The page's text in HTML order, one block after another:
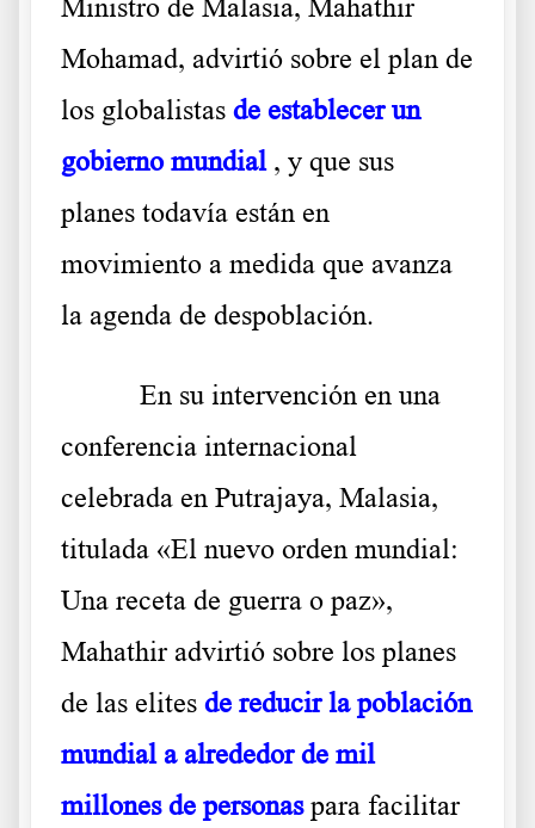
Ministro de Malasia, Mahathir
Mohamad, advirtió sobre el plan de
los globalistas de establecer un
gobierno mundial, y que sus
planes todavía están en
movimiento a medida que avanza
la agenda de despoblación.
En su intervención en una
conferencia internacional
celebrada en Putrajaya, Malasia,
titulada «El nuevo orden mundial:
Una receta de guerra o paz»,
Mahathir advirtió sobre los planes
de las elites de reducir la población
mundial a alrededor de mil
millones de personaspara facilitar